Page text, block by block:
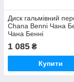
Диск гальмівний
Chana Benni Чана
Чана Бенні
1 085 ₴
Купити